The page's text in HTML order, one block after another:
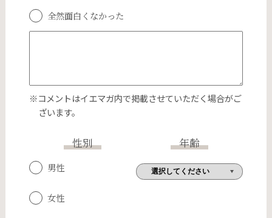
全然面白くなかった
※コメントはイエマガ内で掲載させていただく場合がご
ざいます。
性別
男性
女性
年齢